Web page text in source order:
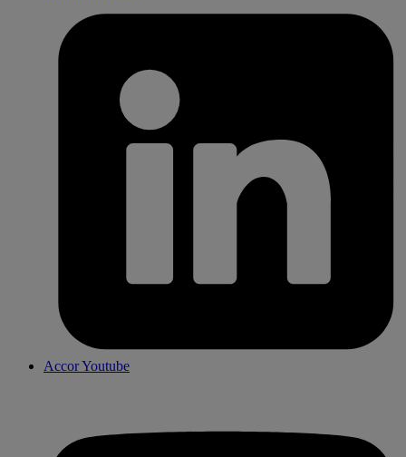
Accor Youtube